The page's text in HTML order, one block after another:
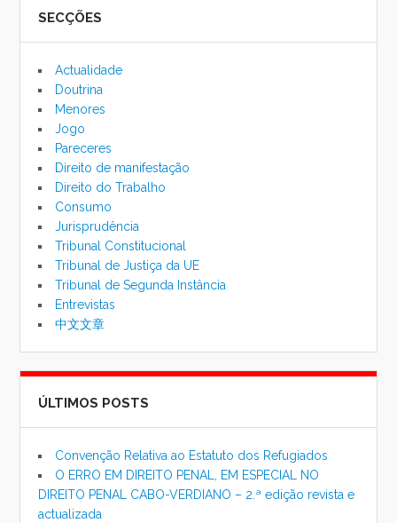
SECÇÕES
Actualidade
Doutrina
Menores
Jogo
Pareceres
Direito de manifestação
Direito do Trabalho
Consumo
Jurisprudência
Tribunal Constitucional
Tribunal de Justiça da UE
Tribunal de Segunda Instância
Entrevistas
中文文章
ÚLTIMOS POSTS
Convenção Relativa ao Estatuto dos Refugiados
O ERRO EM DIREITO PENAL, EM ESPECIAL NO
DIREITO PENAL CABO-VERDIANO – 2.ª edição revista e
actualizada